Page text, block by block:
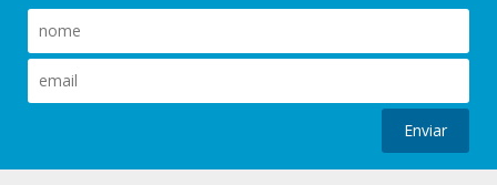
Enviar